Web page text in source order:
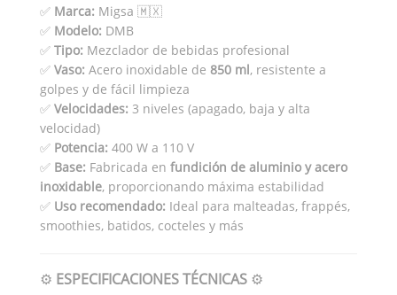
✅ Marca: Migsa 🇲🇽
✅ Modelo: DMB
✅ Tipo: Mezclador de bebidas profesional
✅ Vaso: Acero inoxidable de 850 ml, resistente a
golpes y de fácil limpieza
✅ Velocidades: 3 niveles (apagado, baja y alta
velocidad)
✅ Potencia: 400 W a 110 V
✅ Base: Fabricada en fundición de aluminio y acero
inoxidable, proporcionando máxima estabilidad
✅ Uso recomendado: Ideal para malteadas, frappés,
smoothies, batidos, cocteles y más
⚙️ ESPECIFICACIONES TÉCNICAS ⚙️